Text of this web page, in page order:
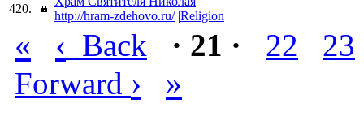
420.
http://hram-zdehovo.ru/ |Religion
« ‹ Back · 21 · 22
23
Forward › »